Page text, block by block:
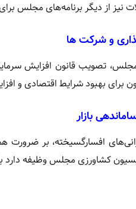
نیز از دیگر برنامه‌های مجلس
و شرکت‌ ها
مجلس، تصویب قانون افزایش
برای بهبود شرایط اقتصادی و
بازار
افسارگسیخته، بر
کشاورزی مجلس وظیفه دارد